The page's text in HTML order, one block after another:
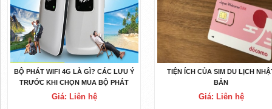
BỘ PHÁT WIFI 4G LÀ GÌ? CÁC LƯU Ý
TRƯỚC KHI CHỌN MUA BỘ PHÁT
WIFI 4G
Giá: Liên hệ
TIỆN ÍCH CỦA SIM DU LỊCH
BẢN
Giá: Liên hệ